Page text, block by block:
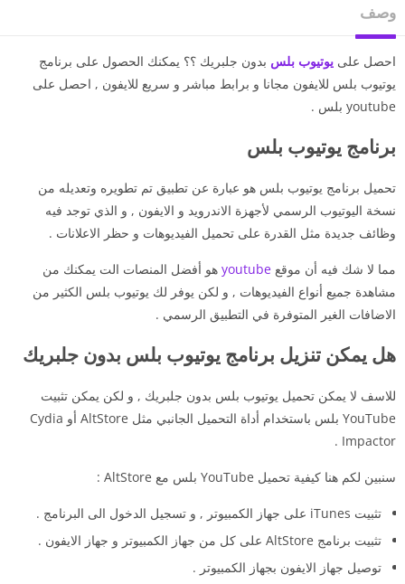
وصف
احصل على يوتيوب بلس بدون جلبريك ؟؟ يمكنك الحصول على برنامج
يوتيوب بلس للايفون مجانا و برابط مباشر و سريع للايفون , احصل على
youtube بلس .
برنامج يوتيوب بلس
تحميل برنامج يوتيوب بلس هو عبارة عن تطبيق تم تطويره وتعديله من
نسخة اليوتيوب الرسمي لأجهزة الاندرويد و الايفون , و الذي توجد فيه
وظائف جديدة مثل القدرة على تحميل الفيديوهات و حظر الاعلانات .
مما لا شك فيه أن موقع youtube هو أفضل المنصات الت يمكنك من
مشاهدة جميع أنواع الفيديوهات , و لكن يوفر لك يوتيوب بلس الكثير من
الاضافات الغير المتوفرة في التطبيق الرسمي .
هل يمكن تنزيل برنامج يوتيوب بلس بدون جلبريك
للاسف لا يمكن تحميل يوتيوب بلس بدون جلبريك , و لكن يمكن تثبيت
YouTube بلس باستخدام أداة التحميل الجانبي مثل AltStore أو Cydia
Impactor .
سنبين لكم هنا كيفية تحميل YouTube بلس مع AltStore :
تثبيت iTunes على جهاز الكمبيوتر , و تسجيل الدخول الى البرنامج .
تثبيت برنامج AltStore على كل من جهاز الكمبيوتر و جهاز الايفون .
توصيل جهاز الايفون بجهاز الكمبيوتر .